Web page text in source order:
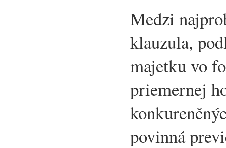
Medzi
klauzula,
majetku vo
priemernej
povinná